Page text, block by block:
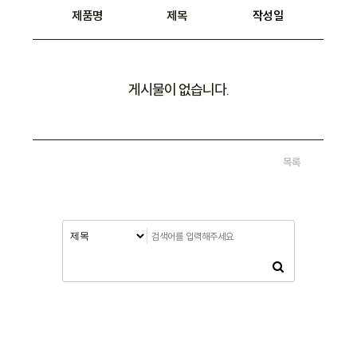
제품명 제목 작성일
게시물이 없습니다.
목록